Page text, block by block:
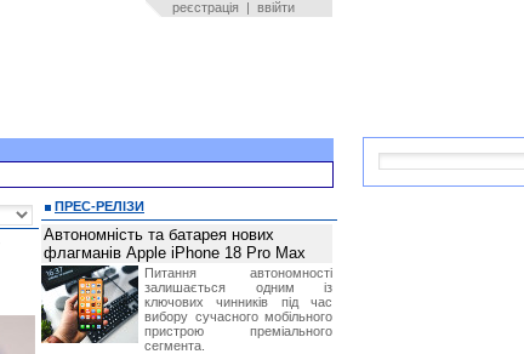
реєстрація | ввійти
ПРЕС-РЕЛІЗИ
Автономність та батарея нових
флагманів Apple iPhone 18 Pro Max
Питання автономності
залишається одним із
ключових чинників під час
вибору сучасного мобільного
пристрою преміального
сегмента.